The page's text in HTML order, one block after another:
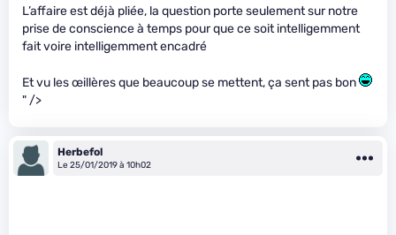
L’affaire est déjà pliée, la question porte seulement sur notre
prise de conscience à temps pour que ce soit intelligemment
fait voire intelligemment encadré
Et vu les œillères que beaucoup se mettent, ça sent pas bon
" />
Herbefol
Le 25/01/2019 à 10h02